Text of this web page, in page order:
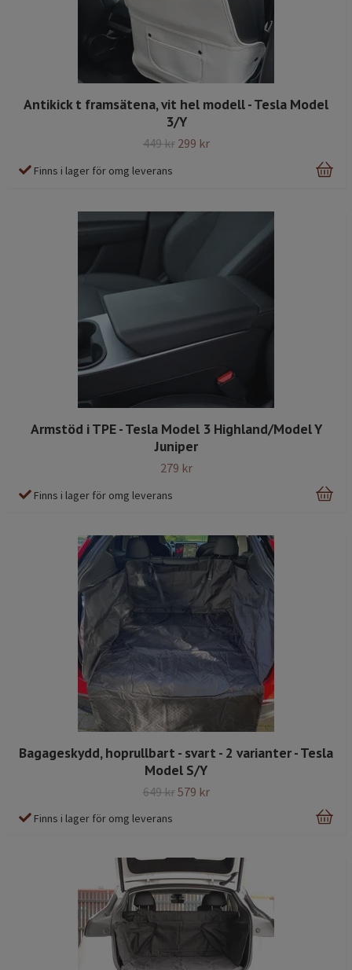
Antikick t framsätena, vit hel modell - Tesla Model
3/Y
449 kr 299 kr
Finns i lager för omg leverans
Armstöd i TPE - Tesla Model 3 Highland/Model Y
Juniper
279 kr
Finns i lager för omg leverans
Bagageskydd, hoprullbart - svart - 2 varianter - Tesla
Model S/Y
649 kr579 kr
Finns i lager för omg leverans